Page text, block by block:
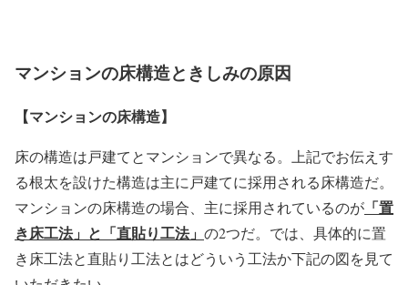
マンションの床構造ときしみの原因
【マンションの床構造】
床の構造は戸建てとマンションで異なる。上記でお伝えす
る根太を設けた構造は主に戸建てに採用される床構造だ。
マンションの床構造の場合、主に採用されているのが 「置
き床工法」と「直貼り工法」 の2つだ。では、具体的に置
き床工法と直貼り工法とはどういう工法か下記の図を見て